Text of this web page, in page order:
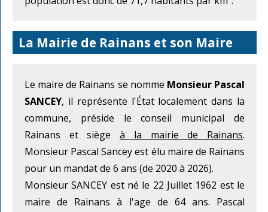
La Mairie de Rainans et son Maire
Le maire de Rainans se nomme Monsieur Pascal
SANCEY, il représente l'État localement dans la
commune, préside le conseil municipal de
Rainans et siègeà la mairie de Rainans.
Monsieur Pascal Sancey est élu maire de Rainans
pour un mandat de 6 ans (de 2020 à 2026).
Monsieur SANCEY est né le 22 Juillet 1962 est le
maire de Rainans à l'age de 64 ans. Pascal